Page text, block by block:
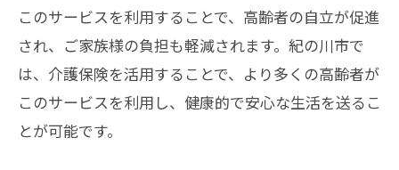
このサービスを利用することで、高齢者の自立が促進
され、ご家族様の負担も軽減されます。紀の川市で
は、介護保険を活用することで、より多くの高齢者が
このサービスを利用し、健康的で安心な生活を送るこ
とが可能です。